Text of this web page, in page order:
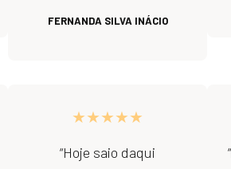
FERNANDA SILVA INÁCIO
★★★★★
“Hoje saio daqui